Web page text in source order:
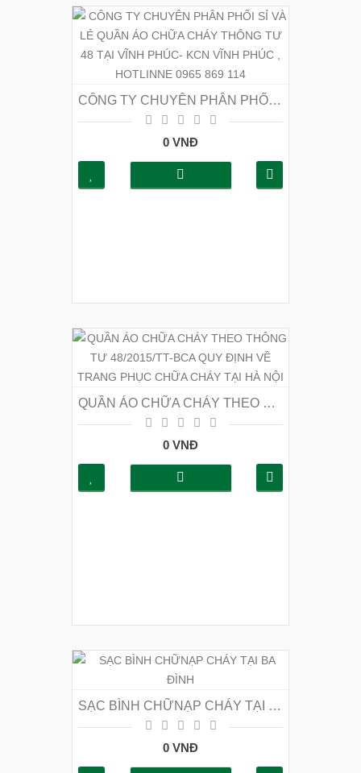
CÔNG TY CHUYÊN PHÂN PHỐI SỈ VÀ LẺ QUẦN ÁO CHỮA CHÁY THÔNG TƯ 48 TẠI VĨNH PHÚC- KCN VĨNH PHÚC , HOTLINNE 0965 869 114
0 VNĐ
QUẦN ÁO CHỮA CHÁY THEO THÔNG TƯ 48/2015/TT-BCA QUY ĐỊNH VỀ TRANG PHỤC CHỮA CHÁY TẠI HÀ NỘI
0 VNĐ
SẠC BÌNH CHỮNẠP CHÁY TẠI BA ĐÌNH
0 VNĐ